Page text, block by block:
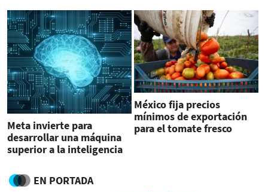
Meta invierte para
desarrollar una máquina
superior a la inteligencia
México fija precios
mínimos de exportación
para el tomate fresco
EN PORTADA